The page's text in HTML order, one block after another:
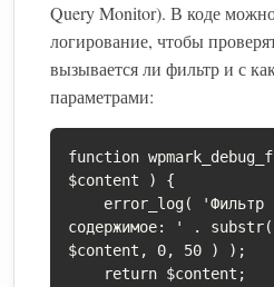
Query Monitor). В коде можно
логирование, чтобы
вызывается ли фильтр и с
параметрами:
function
$content ) {
содержимое: ' . substr(
$content, 0, 50 ) );